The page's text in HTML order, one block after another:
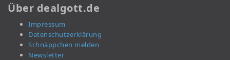
Über dealgott.de
Impressum
Datenschutzerklärung
Schnäppchen melden
Newsletter